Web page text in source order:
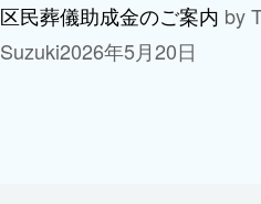
区民葬儀助成金のご案内 by
Suzuki2026年5月20日